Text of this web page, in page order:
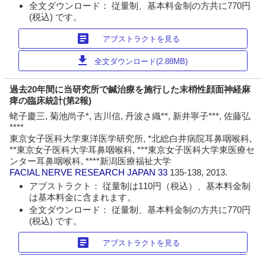
全文ダウンロード： 従量制、基本料金制の方共に770円
(税込) です。
article アブストラクトを見る
download 全文ダウンロード(2.88MB)
過去20年間に当研究所で鍼治療を施行した末梢性顔面神経麻
痺の臨床統計(第2報)
蛯子慶三, 菊池尚子*, 吉川信, 丹波さ織**, 新井寧子***, 佐藤弘
****
東京女子医科大学東洋医学研究所, *北総白井病院耳鼻咽喉科,
**東京女子医科大学耳鼻咽喉科, ***東京女子医科大学東医療セ
ンター耳鼻咽喉科, ****新潟医療福祉大学
FACIAL NERVE RESEARCH JAPAN 33 135-138, 2013.
アブストラクト： 従量制は110円（税込）、基本料金制
は基本料金に含まれます。
全文ダウンロード： 従量制、基本料金制の方共に770円
(税込) です。
article アブストラクトを見る